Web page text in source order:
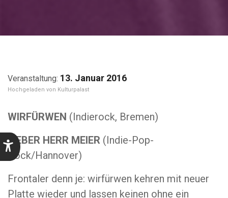
13. Januar 2016
Kulturpalast
WIRFÜRWEN (Indierock, Bremen)
LIEBER HERR MEIER (Indie-Pop-
Rock/Hannover)
Frontaler denn je: wirfürwen kehren mit neuer
Platte wieder und lassen keinen ohne ein